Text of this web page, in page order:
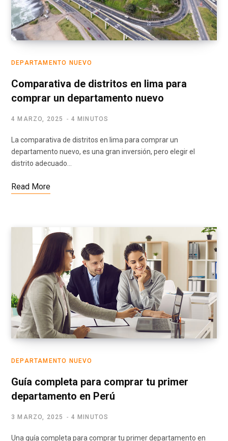
DEPARTAMENTO NUEVO
Comparativa de distritos en lima para
comprar un departamento nuevo
4 MARZO, 2025 4 MINUTOS
La comparativa de distritos en lima para comprar un
departamento nuevo, es una gran inversión, pero elegir el
distrito adecuado…
Read More
DEPARTAMENTO NUEVO
Guía completa para comprar tu primer
departamento en Perú
3 MARZO, 2025 4 MINUTOS
Una guía completa para comprar tu primer departamento en